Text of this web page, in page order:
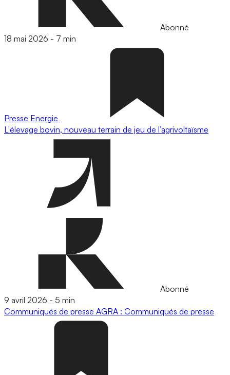
Abonné
18 mai 2026 - 7 min
Presse Energie
L'élevage bovin, nouveau terrain de jeu de l’agrivoltaïsme
Abonné
9 avril 2026 - 5 min
Communiqués de presse AGRA : Communiqués de presse